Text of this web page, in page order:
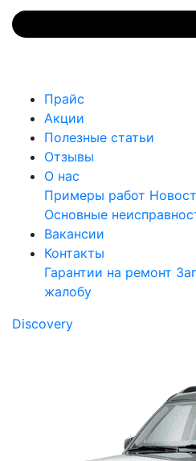
Прайс
Акции
Полезные статьи
Отзывы
О нас
Примеры работ
Основные
Вакансии
Контакты
Гарантии на ремонт
жалобу
Discovery